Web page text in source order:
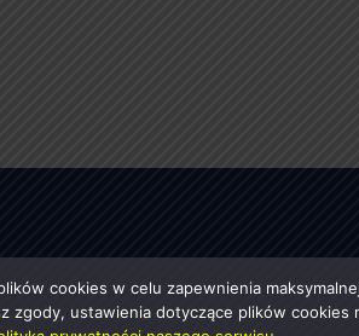
cookies w celu zapewnienia
zgody, ustawienia dotyczące plików